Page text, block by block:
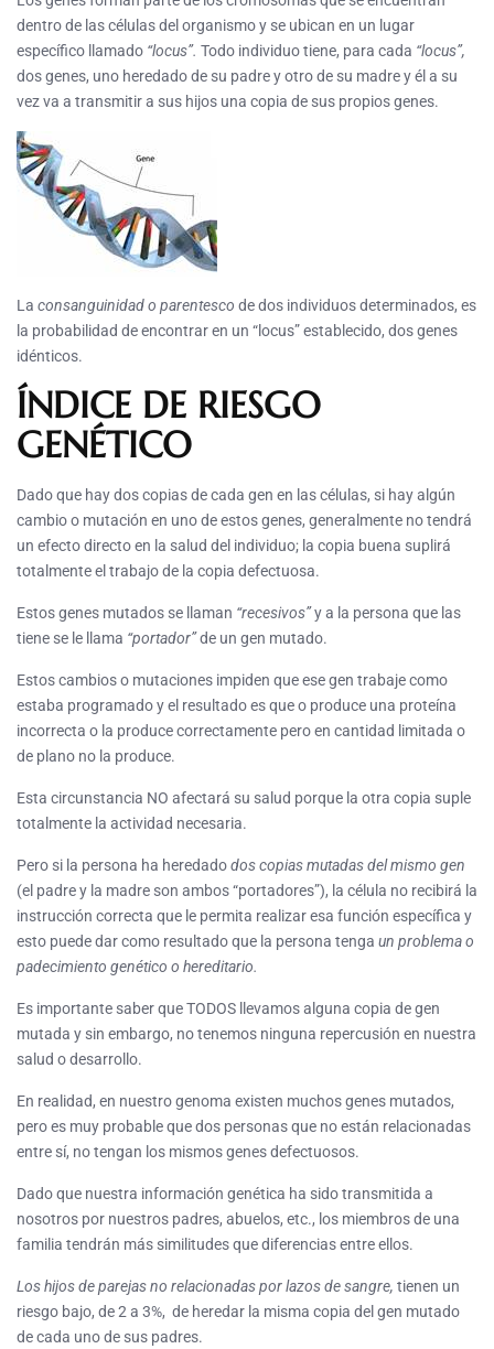
dentro de las células del organismo y se ubican en un lugar
específico llamado “locus”. Todo individuo tiene, para cada “locus”,
dos genes, uno heredado de su padre y otro de su madre y él a su
vez va a transmitir a sus hijos una copia de sus propios genes.
La consanguinidad o parentesco de dos individuos determinados, es
la probabilidad de encontrar en un “locus” establecido, dos genes
idénticos.
ÍNDICE DE RIESGO
GENÉTICO
Dado que hay dos copias de cada gen en las células, si hay algún
cambio o mutación en uno de estos genes, generalmente no tendrá
un efecto directo en la salud del individuo; la copia buena suplirá
totalmente el trabajo de la copia defectuosa.
Estos genes mutados se llaman “recesivos”y a la persona que las
tiene se le llama “portador”de un gen mutado.
Estos cambios o mutaciones impiden que ese gen trabaje como
estaba programado y el resultado es que o produce una proteína
incorrecta o la produce correctamente pero en cantidad limitada o
de plano no la produce.
Esta circunstancia NO afectará su salud porque la otra copia suple
totalmente la actividad necesaria.
Pero si la persona ha heredadodos copias mutadas del mismo gen
(el padre y la madre son ambos “portadores”), la célula no recibirá la
instrucción correcta que le permita realizar esa función específica y
esto puede dar como resultado que la persona tenga un problema o
padecimiento genético o hereditario.
Es importante saber que TODOS llevamos alguna copia de gen
mutada y sin embargo, no tenemos ninguna repercusión en nuestra
salud o desarrollo.
En realidad, en nuestro genoma existen muchos genes mutados,
pero es muy probable que dos personas que no están relacionadas
entre sí, no tengan los mismos genes defectuosos.
Dado que nuestra información genética ha sido transmitida a
nosotros por nuestros padres, abuelos, etc., los miembros de una
familia tendrán más similitudes que diferencias entre ellos.
Los hijos de parejas no relacionadas por lazos de sangre, tienen un
riesgo bajo, de 2 a 3%, de heredar la misma copia del gen mutado
de cada uno de sus padres.